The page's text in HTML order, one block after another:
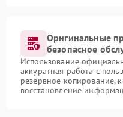
Оригинальные
безопасное
Использование
аккуратная работа с
резервное копирование,
восстановление